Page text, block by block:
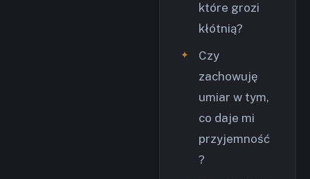
które grozi
kłótnią?
Czy
zachowuję
umiar w tym,
co daje mi
przyjemność
?